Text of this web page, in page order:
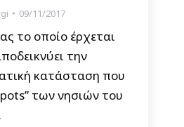
09/11/2017
το οποίο έρχεται
την
κατάσταση που
των νησιών του